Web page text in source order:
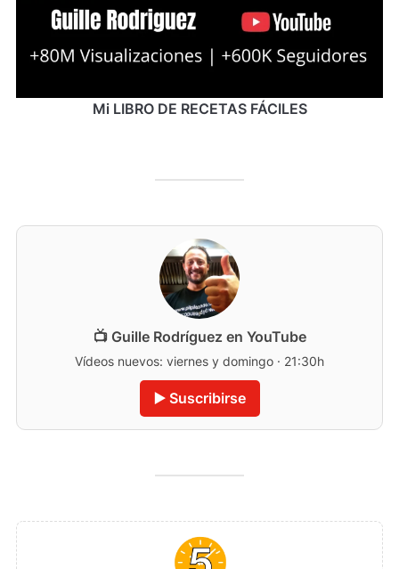
Mi LIBRO DE RECETAS FÁCILES
📺 Guille Rodríguez en YouTube
Vídeos nuevos: viernes y domingo · 21:30h
▶️ Suscribirse